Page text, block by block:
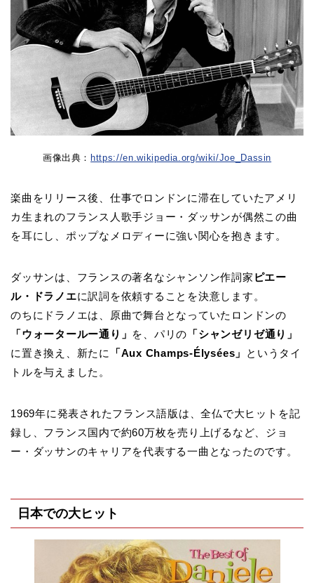
画像出典： https://en.wikipedia.org/wiki/Joe_Dassin
楽曲をリリース後、仕事でロンドンに滞在していたアメリ
カ生まれのフランス人歌手ジョー・ダッサンが偶然この曲
を耳にし、ポップなメロディーに強い関心を抱きます。
ダッサンは、フランスの著名なシャンソン作詞家 ピエー
ル・ドラノエに訳詞を依頼することを決意します。
のちにドラノエは、原曲で舞台となっていたロンドンの
「ウォータールー通り」 を、パリの 「シャンゼリゼ通り」
に置き換え、新たに
「Aux Champs-Élysées」
というタイ
トルを与えました。
1969年に発表されたフランス語版は、全仏で大ヒットを記
録し、フランス国内で約60万枚を売り上げるなど、ジョ
ー・ダッサンのキャリアを代表する一曲となったのです。
日本での大ヒット